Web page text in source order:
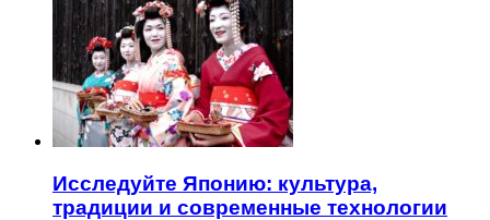
Исследуйте Японию: культура,
традиции и современные технологии